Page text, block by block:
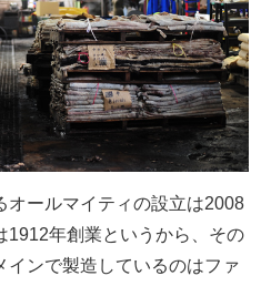
オールマイティの設立は2008
1912年創業というから、その
インで製造しているのはファ